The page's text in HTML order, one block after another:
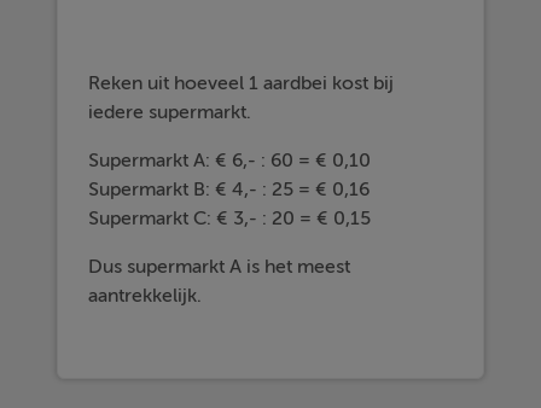
Reken uit hoeveel 1 aardbei kost bij
iedere supermarkt.
Supermarkt A: € 6,- : 60 = € 0,10
Supermarkt B: € 4,- : 25 = € 0,16
Supermarkt C: € 3,- : 20 = € 0,15
Dus supermarkt A is het meest
aantrekkelijk.